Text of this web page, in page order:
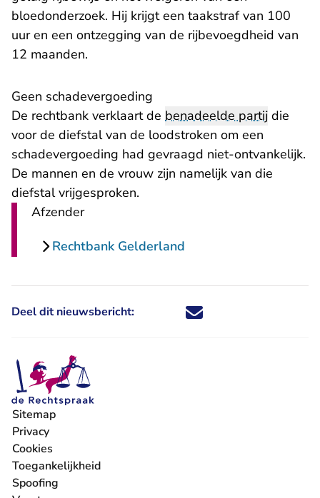
bloedonderzoek. Hij krijgt een taakstraf van 100
uur en een ontzegging van de rijbevoegdheid van
12 maanden.
Geen schadevergoeding
De rechtbank verklaart de benadeelde partij die
voor de diefstal van de loodstroken om een
schadevergoeding had gevraagd niet-ontvankelijk.
De mannen en de vrouw zijn namelijk van die
diefstal vrijgesproken.
Afzender
Rechtbank Gelderland
Deel dit nieuwsbericht: Deel dit nieuwsbericht via X -
Deel dit nieuwsbericht via
Deel dit nieuwsbericht
Deel dit
Sitemap
Privacy
Cookies
Toegankelijkheid
Spoofing